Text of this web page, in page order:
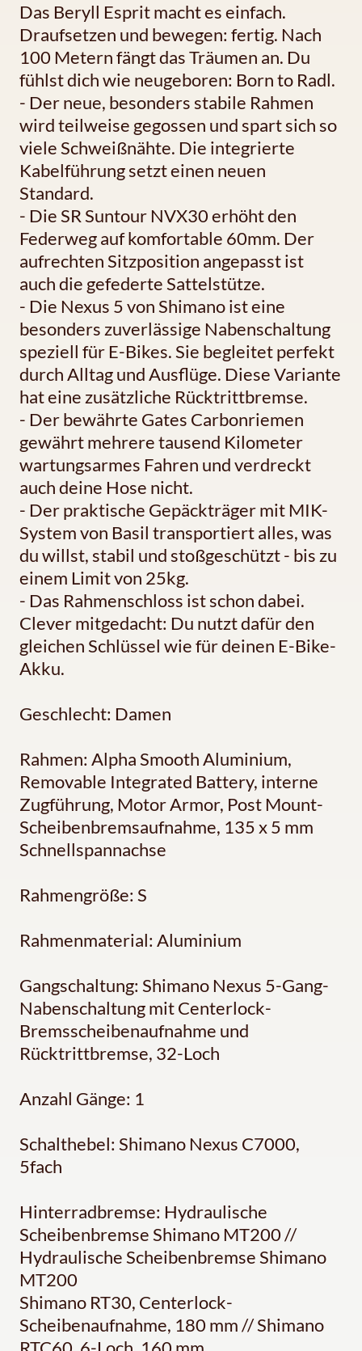
Das Beryll Esprit macht es einfach.
Draufsetzen und bewegen: fertig. Nach
100 Metern fängt das Träumen an. Du
fühlst dich wie neugeboren: Born to Radl.
- Der neue, besonders stabile Rahmen
wird teilweise gegossen und spart sich so
viele Schweißnähte. Die integrierte
Kabelführung setzt einen neuen
Standard.
- Die SR Suntour NVX30 erhöht den
Federweg auf komfortable 60mm. Der
aufrechten Sitzposition angepasst ist
auch die gefederte Sattelstütze.
- Die Nexus 5 von Shimano ist eine
besonders zuverlässige Nabenschaltung
speziell für E-Bikes. Sie begleitet perfekt
durch Alltag und Ausflüge. Diese Variante
hat eine zusätzliche Rücktrittbremse.
- Der bewährte Gates Carbonriemen
gewährt mehrere tausend Kilometer
wartungsarmes Fahren und verdreckt
auch deine Hose nicht.
- Der praktische Gepäckträger mit MIK-
System von Basil transportiert alles, was
du willst, stabil und stoßgeschützt - bis zu
einem Limit von 25kg.
- Das Rahmenschloss ist schon dabei.
Clever mitgedacht: Du nutzt dafür den
gleichen Schlüssel wie für deinen E-Bike-
Akku.
Geschlecht: Damen
Rahmen: Alpha Smooth Aluminium,
Removable Integrated Battery, interne
Zugführung, Motor Armor, Post Mount-
Scheibenbremsaufnahme, 135 x 5 mm
Schnellspannachse
Rahmengröße: S
Rahmenmaterial: Aluminium
Gangschaltung: Shimano Nexus 5-Gang-
Nabenschaltung mit Centerlock-
Bremsscheibenaufnahme und
Rücktrittbremse, 32-Loch
Anzahl Gänge: 1
Schalthebel: Shimano Nexus C7000,
5fach
Hinterradbremse: Hydraulische
Scheibenbremse Shimano MT200 //
Hydraulische Scheibenbremse Shimano
MT200
Shimano RT30, Centerlock-
Scheibenaufnahme, 180 mm // Shimano